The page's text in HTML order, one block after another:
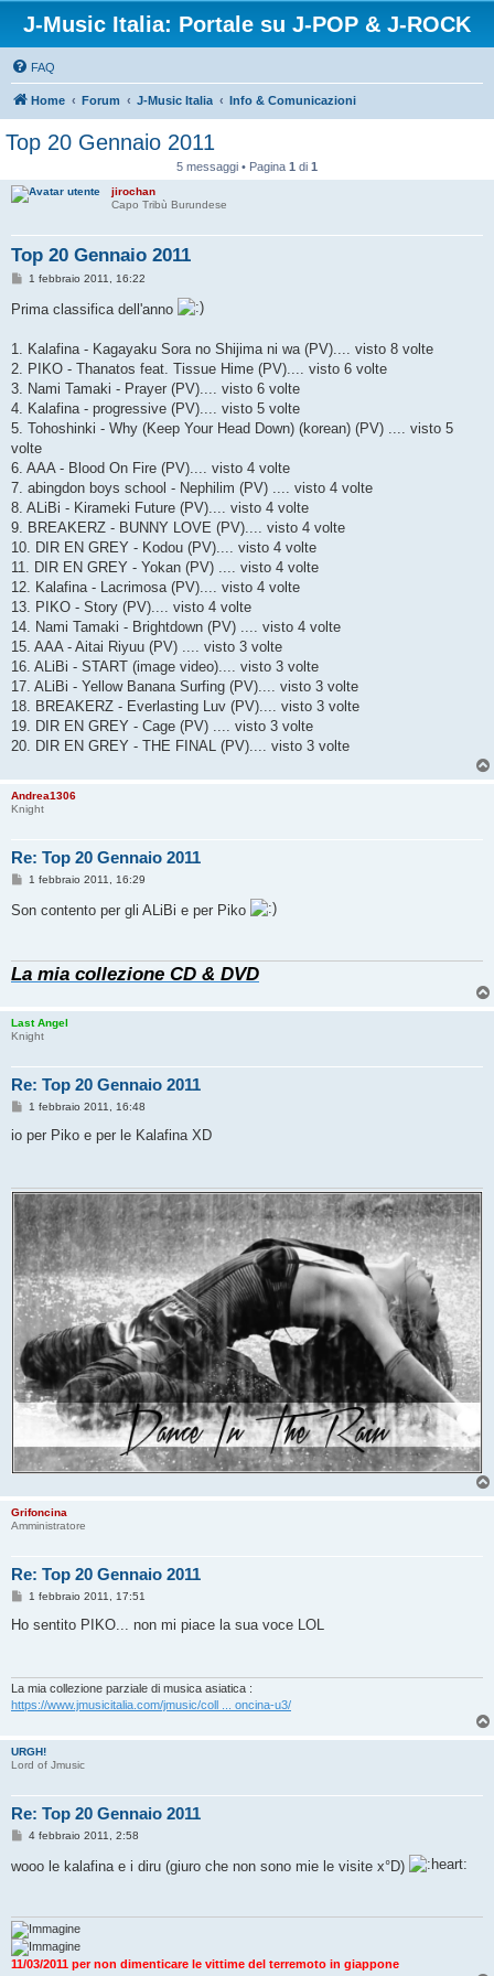
J-Music Italia: Portale su J-POP & J-ROCK
FAQ
Home Forum J-Music Italia Info & Comunicazioni
Top 20 Gennaio 2011
5 messaggi • Pagina 1 di 1
jirochan
Capo Tribù Burundese
Top 20 Gennaio 2011
M
s
s
g
g
o
1 febbraio 2011, 16:22
Prima classifica dell'anno
1. Kalafina - Kagayaku Sora no Shijima ni wa (PV).... visto 8 volte
2. PIKO - Thanatos feat. Tissue Hime (PV).... visto 6 volte
3. Nami Tamaki - Prayer (PV).... visto 6 volte
4. Kalafina - progressive (PV).... visto 5 volte
5. Tohoshinki - Why (Keep Your Head Down) (korean) (PV) .... visto 5
volte
6. AAA - Blood On Fire (PV).... visto 4 volte
7. abingdon boys school - Nephilim (PV) .... visto 4 volte
8. ALiBi - Kirameki Future (PV).... visto 4 volte
9. BREAKERZ - BUNNY LOVE (PV).... visto 4 volte
10. DIR EN GREY - Kodou (PV).... visto 4 volte
11. DIR EN GREY - Yokan (PV) .... visto 4 volte
12. Kalafina - Lacrimosa (PV).... visto 4 volte
13. PIKO - Story (PV).... visto 4 volte
14. Nami Tamaki - Brightdown (PV) .... visto 4 volte
15. AAA - Aitai Riyuu (PV) .... visto 3 volte
16. ALiBi - START (image video).... visto 3 volte
17. ALiBi - Yellow Banana Surfing (PV).... visto 3 volte
18. BREAKERZ - Everlasting Luv (PV).... visto 3 volte
19. DIR EN GREY - Cage (PV) .... visto 3 volte
20. DIR EN GREY - THE FINAL (PV).... visto 3 volte
Andrea1306
Knight
Re: Top 20 Gennaio 2011
M
s
i
o
1 febbraio 2011, 16:29
Son contento per gli ALiBi e per Piko
La mia collezione CD & DVD
Last Angel
Knight
Re: Top 20 Gennaio 2011
M
s
s
i
1 febbraio 2011, 16:48
io per Piko e per le Kalafina XD
Grifoncina
Amministratore
Re: Top 20 Gennaio 2011
M
s
i
o
1 febbraio 2011, 17:51
Ho sentito PIKO... non mi piace la sua voce LOL
La mia collezione parziale di musica asiatica :
https://www.jmusicitalia.com/jmusic/coll ... oncina-u3/
URGH!
Lord of Jmusic
Re: Top 20 Gennaio 2011
M
s
i
o
4 febbraio 2011, 2:58
wooo le kalafina e i diru (giuro che non sono mie le visite x°D)
11/03/2011 per non dimenticare le vittime del terremoto in giappone